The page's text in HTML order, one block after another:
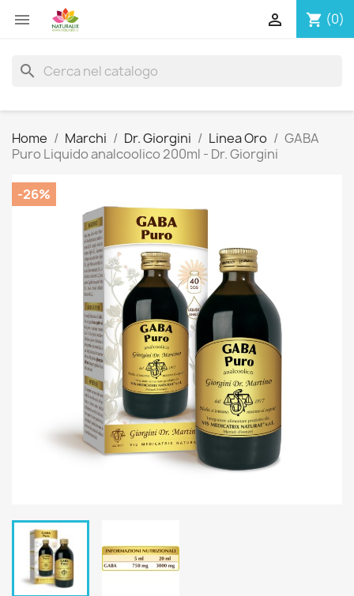
 shopping_cart (0)

search
Home Marchi Dr. Giorgini Linea Oro
GABA
Puro Liquido analcoolico 200ml - Dr. Giorgini
-26%